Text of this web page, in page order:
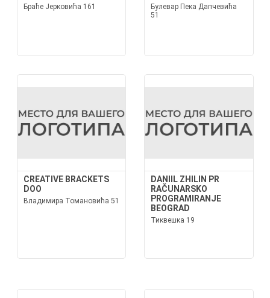
Браће Јерковића 161
Булевар Пека Дапчевића
51
CREATIVE BRACKETS
DOO
Владимира Томановића 51
DANIIL ZHILIN PR
RAČUNARSKO
PROGRAMIRANJE
BEOGRAD
Тиквешка 19